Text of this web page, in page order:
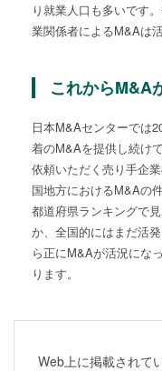
り就業人口も多いです
業関係者によるM&Aは
これからM&A
日本M&Aセンターでは
着のM&Aを提供し続け
依頼いただく売り手企
国地方におけるM&Aの
都道府県ランキングで
か、全国的にはまだ活
ら正にM&Aが活況にな
ります。
Web上に掲載されて